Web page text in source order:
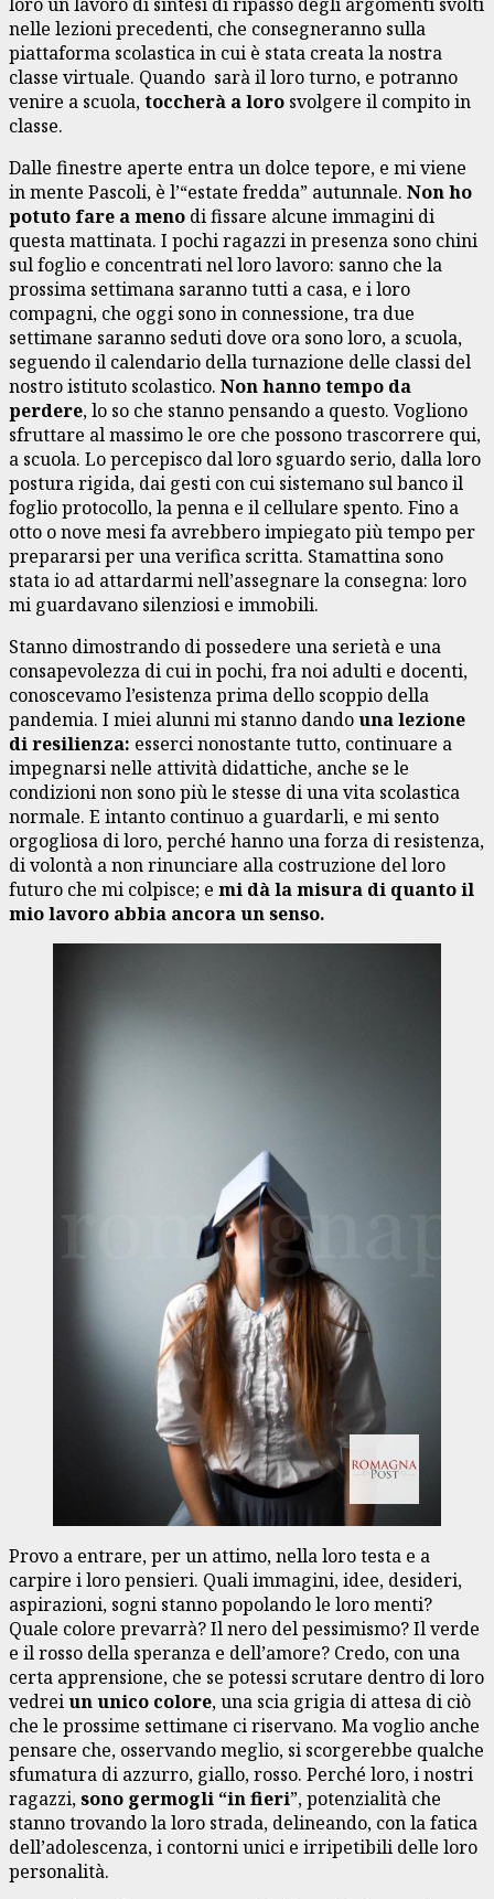
nelle lezioni precedenti, che consegneranno sulla
piattaforma scolastica in cui è stata creata la nostra
classe virtuale. Quando sarà il loro turno, e potranno
venire a scuola,toccherà a loro svolgere il compito in
classe.
Dalle finestre aperte entra un dolce tepore, e mi viene
in mente Pascoli, è l’“estate fredda” autunnale. Non ho
potuto fare a meno di fissare alcune immagini di
questa mattinata. I pochi ragazzi in presenza sono chini
sul foglio e concentrati nel loro lavoro: sanno che la
prossima settimana saranno tutti a casa, e i loro
compagni, che oggi sono in connessione, tra due
settimane saranno seduti dove ora sono loro, a scuola,
seguendo il calendario della turnazione delle classi del
nostro istituto scolastico. Non hanno tempo da
perdere, lo so che stanno pensando a questo. Vogliono
sfruttare al massimo le ore che possono trascorrere qui,
a scuola. Lo percepisco dal loro sguardo serio, dalla loro
postura rigida, dai gesti con cui sistemano sul banco il
foglio protocollo, la penna e il cellulare spento. Fino a
otto o nove mesi fa avrebbero impiegato più tempo per
prepararsi per una verifica scritta. Stamattina sono
stata io ad attardarmi nell’assegnare la consegna: loro
mi guardavano silenziosi e immobili.
Stanno dimostrando di possedere una serietà e una
consapevolezza di cui in pochi, fra noi adulti e docenti,
conoscevamo l’esistenza prima dello scoppio della
pandemia. I miei alunni mi stanno dandouna lezione
di resilienza: esserci nonostante tutto, continuare a
impegnarsi nelle attività didattiche, anche se le
condizioni non sono più le stesse di una vita scolastica
normale. E intanto continuo a guardarli, e mi sento
orgogliosa di loro, perché hanno una forza di resistenza,
di volontà a non rinunciare alla costruzione del loro
futuro che mi colpisce; e mi dà la misura di quanto il
mio lavoro abbia ancora un senso.
Provo a entrare, per un attimo, nella loro testa e a
carpire i loro pensieri. Quali immagini, idee, desideri,
aspirazioni, sogni stanno popolando le loro menti?
Quale colore prevarrà? Il nero del pessimismo? Il verde
e il rosso della speranza e dell’amore? Credo, con una
certa apprensione, che se potessi scrutare dentro di loro
vedreiun unico colore, una scia grigia di attesa di ciò
che le prossime settimane ci riservano. Ma voglio anche
pensare che, osservando meglio, si scorgerebbe qualche
sfumatura di azzurro, giallo, rosso. Perché loro, i nostri
ragazzi,sono germogli “in fieri”, potenzialità che
stanno trovando la loro strada, delineando, con la fatica
dell’adolescenza, i contorni unici e irripetibili delle loro
personalità.